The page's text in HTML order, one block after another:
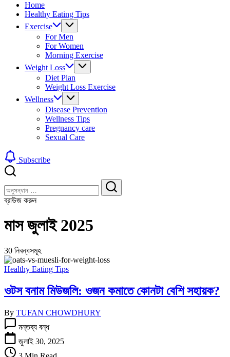
Home
Healthy Eating Tips
Exercise
For Men
For Women
Morning Exercise
Weight Loss
Diet Plan
Weight Loss Exercise
Wellness
Disease Prevention
Wellness Tips
Pregnancy care
Sexual Care
Subscribe
করুন
খুঁজুন
খুঁজুন
ব্রাউজ করুন
মাসজুলাই 2025
30 নিবন্ধসমূহ
Healthy Eating Tips
ওটস বনাম মিউজলি: ওজন কমাতে কোনটা বেশি সহায়ক?
By TUFAN CHOWDHURY
বনাম
মিউজলি:
ওজন
মন্তব্য বন্ধ
জুলাই 30, 2025